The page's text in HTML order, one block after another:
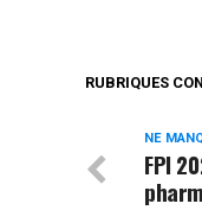
RUBRIQUES
NE
FPI